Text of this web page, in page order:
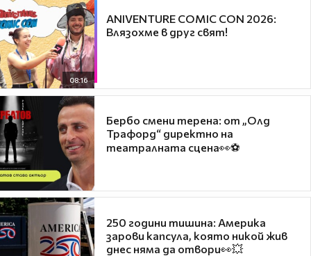
08:16
ANIVENTURE COMIC CON 2026:
Влязохме в друг свят!
Бербо смени терена: от „Олд
Трафорд“ директно на
театралната сцена👀⚽
250 години тишина: Америка
зарови капсула, която никой жив
днес няма да отвори👀💥